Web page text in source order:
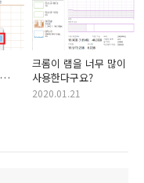
크롬이 램을 너무 많이
사용한다구요?
2020.01.21